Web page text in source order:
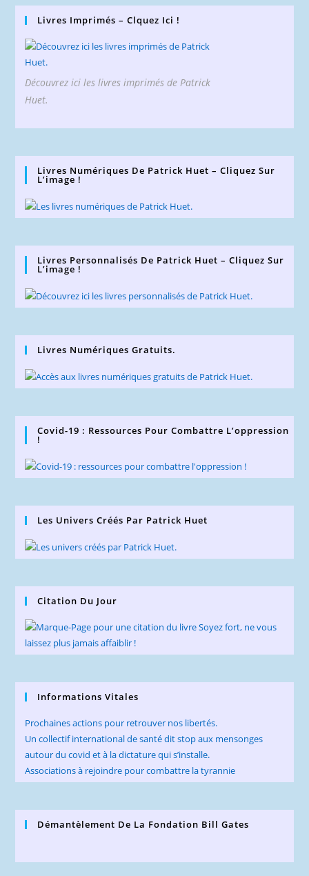
Livres Imprimés – Clquez Ici !
Découvrez ici les livres imprimés de Patrick
Huet.
Livres Numériques De Patrick Huet – Cliquez Sur
L’image !
Livres Personnalisés De Patrick Huet – Cliquez Sur
L’image !
Livres Numériques Gratuits.
Covid-19 : Ressources Pour Combattre L’oppression
!
Les Univers Créés Par Patrick Huet
Citation Du Jour
Informations Vitales
Prochaines actions pour retrouver nos libertés.
Un collectif international de santé dit stop aux mensonges
autour du covid et à la dictature qui s’installe.
Associations à rejoindre pour combattre la tyrannie
Démantèlement De La Fondation Bill Gates